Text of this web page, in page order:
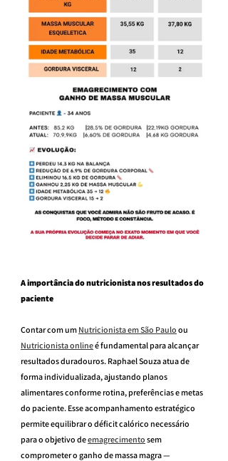
A importância do nutricionista nos resultados do
paciente
Contar com um Nutricionista em São Paulo ou
Nutricionista online é fundamental para alcançar
resultados duradouros. Raphael Souza atua de
forma individualizada, ajustando planos
alimentares conforme rotina, preferências e metas
do paciente. Esse acompanhamento estratégico
permite equilibrar o déficit calórico necessário
para o objetivo de emagrecimento sem
comprometer o ganho de massa magra —